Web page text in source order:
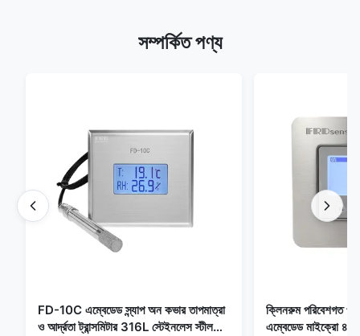
সম্পর্কিত পণ্য
FD-10C এম্বেডেড স্ন্যাপ অন কভার তাপমাত্রা
ও আর্দ্রতা ট্রান্সমিটার 316L স্টেইনলেস স্টীল
ক্লিনরুম পরিবেশগত
এম্বেডেড মাইক্রো